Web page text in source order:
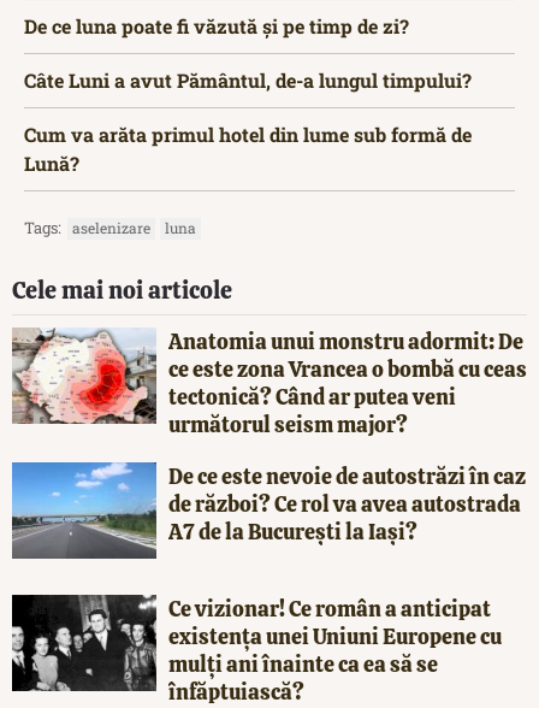
De ce luna poate fi văzută și pe timp de zi?
Câte Luni a avut Pământul, de-a lungul timpului?
Cum va arăta primul hotel din lume sub formă de
Lună?
Tags: aselenizare luna
Cele mai noi articole
Anatomia unui monstru adormit: De
ce este zona Vrancea o bombă cu ceas
tectonică? Când ar putea veni
următorul seism major?
De ce este nevoie de autostrăzi în caz
de război? Ce rol va avea autostrada
A7 de la București la Iași?
Ce vizionar! Ce român a anticipat
existența unei Uniuni Europene cu
mulți ani înainte ca ea să se
înfăptuiască?